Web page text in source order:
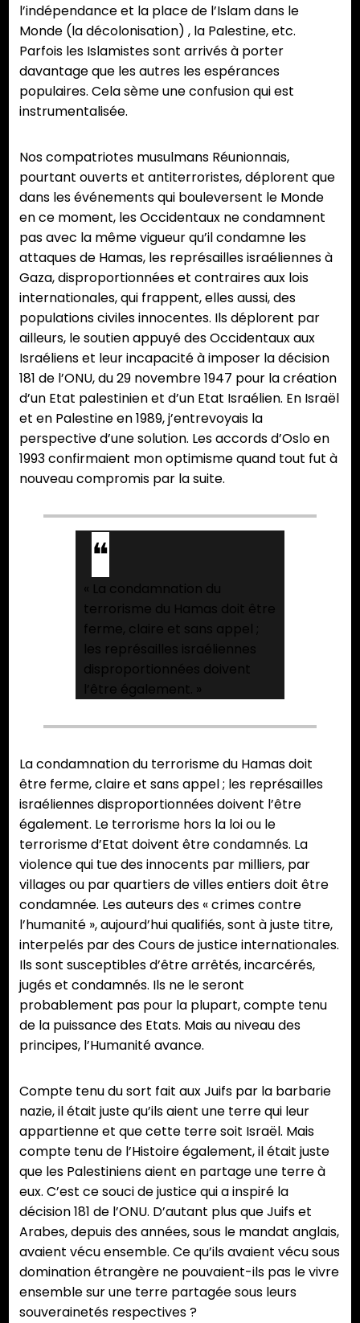
l’indépendance et la place de l’Islam dans le
Monde (la décolonisation) , la Palestine, etc.
Parfois les Islamistes sont arrivés à porter
davantage que les autres les espérances
populaires. Cela sème une confusion qui est
instrumentalisée.
Nos compatriotes musulmans Réunionnais,
pourtant ouverts et antiterroristes, déplorent que
dans les événements qui bouleversent le Monde
en ce moment, les Occidentaux ne condamnent
pas avec la même vigueur qu’il condamne les
attaques de Hamas, les représailles israéliennes à
Gaza, disproportionnées et contraires aux lois
internationales, qui frappent, elles aussi, des
populations civiles innocentes. Ils déplorent par
ailleurs, le soutien appuyé des Occidentaux aux
Israéliens et leur incapacité à imposer la décision
181 de l’ONU, du 29 novembre 1947 pour la création
d’un Etat palestinien et d’un Etat Israélien. En Israël
et en Palestine en 1989, j’entrevoyais la
perspective d’une solution. Les accords d’Oslo en
1993 confirmaient mon optimisme quand tout fut à
nouveau compromis par la suite.
« La condamnation du
terrorisme du Hamas doit être
ferme, claire et sans appel ;
les représailles israéliennes
disproportionnées doivent
l’être également. »
La condamnation du terrorisme du Hamas doit
être ferme, claire et sans appel ; les représailles
israéliennes disproportionnées doivent l’être
également. Le terrorisme hors la loi ou le
terrorisme d’Etat doivent être condamnés. La
violence qui tue des innocents par milliers, par
villages ou par quartiers de villes entiers doit être
condamnée. Les auteurs des « crimes contre
l’humanité », aujourd’hui qualifiés, sont à juste titre,
interpelés par des Cours de justice internationales.
Ils sont susceptibles d’être arrêtés, incarcérés,
jugés et condamnés. Ils ne le seront
probablement pas pour la plupart, compte tenu
de la puissance des Etats. Mais au niveau des
principes, l’Humanité avance.
Compte tenu du sort fait aux Juifs par la barbarie
nazie, il était juste qu’ils aient une terre qui leur
appartienne et que cette terre soit Israël. Mais
compte tenu de l’Histoire également, il était juste
que les Palestiniens aient en partage une terre à
eux. C’est ce souci de justice qui a inspiré la
décision 181 de l’ONU. D’autant plus que Juifs et
Arabes, depuis des années, sous le mandat anglais,
avaient vécu ensemble. Ce qu’ils avaient vécu sous
domination étrangère ne pouvaient-ils pas le vivre
ensemble sur une terre partagée sous leurs
souverainetés respectives ?